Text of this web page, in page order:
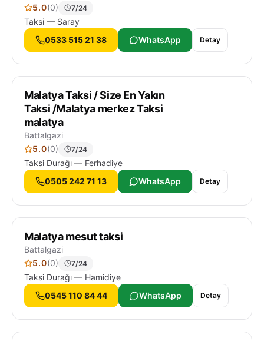
5.0(0) 7/24
Taksi — Saray
0533 515 21 38
WhatsApp Detay
Malatya Taksi / Size En Yakın
Taksi /Malatya merkez Taksi
malatya
Battalgazi
5.0(0) 7/24
Taksi Durağı — Ferhadiye
0505 242 71 13
WhatsApp Detay
Malatya mesut taksi
Battalgazi
5.0(0) 7/24
Taksi Durağı — Hamidiye
0545 110 84 44
WhatsApp Detay